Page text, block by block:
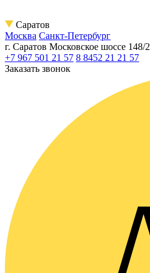
Саратов
Москва Санкт-Петербург
г. Саратов Московское шоссе 148/2
+7 967 501 21 57 8 8452 21 21 57
Заказать звонок